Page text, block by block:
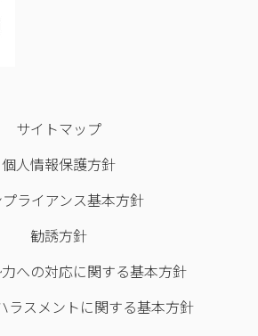
サイトマップ
個人情報保護方針
ライアンス基本方針
勧誘方針
への対応に関する基本方針
ラスメントに関する基本方針